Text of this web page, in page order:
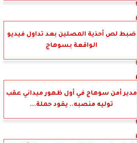
ضبط لص أحذية المصلين بعد تداول فيديو
الواقعة بسوهاج
مدير أمن سوهاج في أول ظهور ميداني عقب
توليه منصبه.. يقود حملة...